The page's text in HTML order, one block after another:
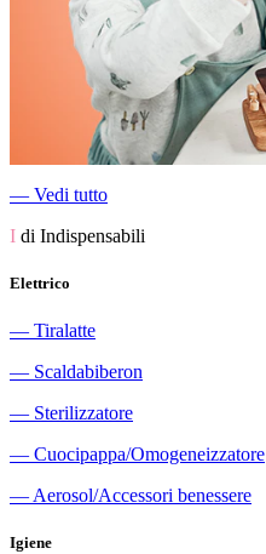
― Vedi tutto
I di Indispensabili
Elettrico
― Tiralatte
― Scaldabiberon
― Sterilizzatore
― Cuocipappa/Omogeneizzatore
― Aerosol/Accessori benessere
Igiene